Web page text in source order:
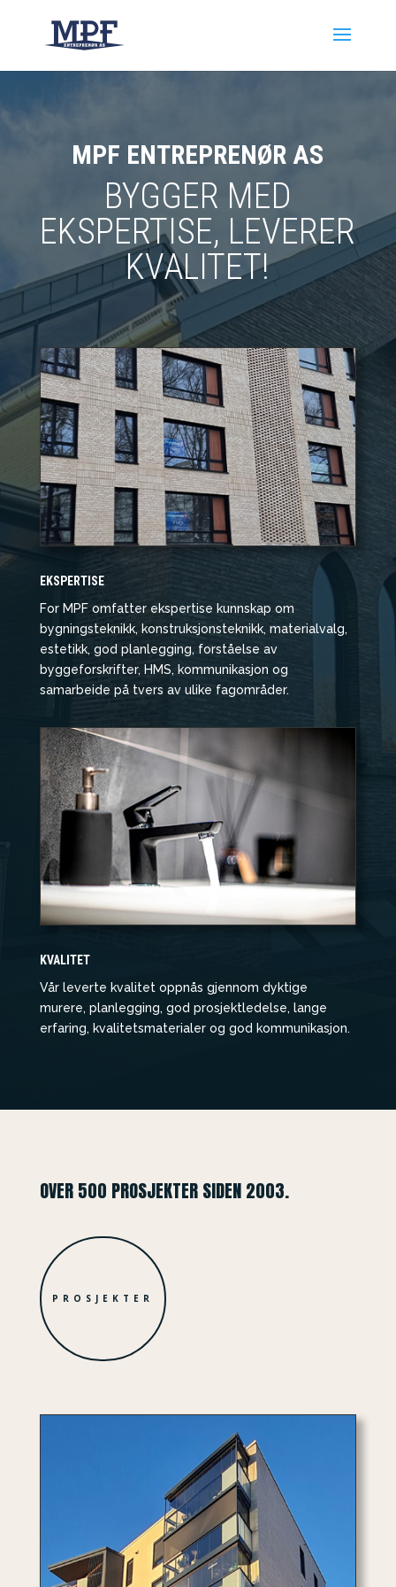
MPF ENTREPRENØR AS
BYGGER MED
EKSPERTISE, LEVERER
KVALITET!
EKSPERTISE
For MPF omfatter ekspertise kunnskap om
bygningsteknikk, konstruksjonsteknikk, materialvalg,
estetikk, god planlegging, forståelse av
byggeforskrifter, HMS, kommunikasjon og
samarbeide på tvers av ulike fagområder.
KVALITET
Vår leverte kvalitet oppnås gjennom dyktige
murere, planlegging, god prosjektledelse, lange
erfaring, kvalitetsmaterialer og god kommunikasjon.
OVER 500 PROSJEKTER SIDEN 2003.
PROSJEKTER